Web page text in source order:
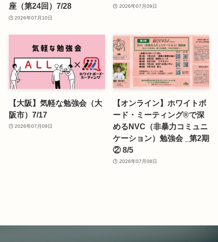
座（第24回）7/28
2026年07月10日
2026年07月09日
【大阪】気軽な勉強会（大
阪市）7/17
2026年07月09日
【オンライン】ホワイトボ
ード・ミーティング®で深
めるNVC（非暴力コミュニ
ケーション）勉強会 _第2期
② 8/5
2026年07月08日